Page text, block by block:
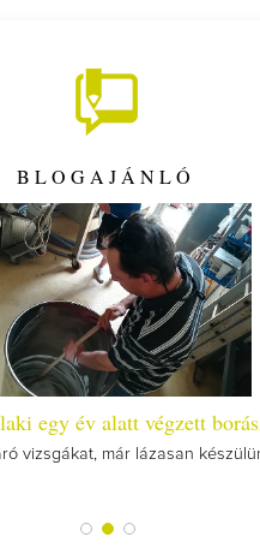
BLOGAJÁNLÓ
egy év alatt végzett
vizsgákat, már lázasan